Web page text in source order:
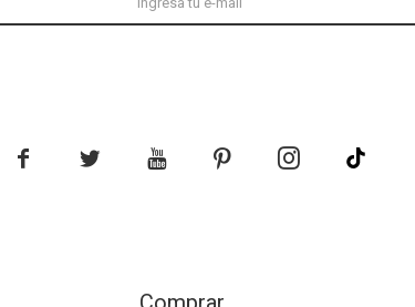
    